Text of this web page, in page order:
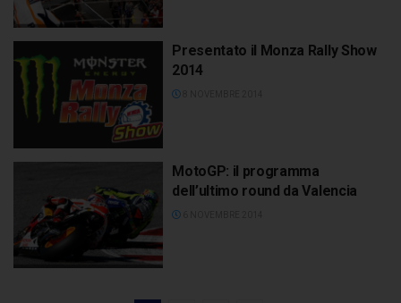
Presentato il Monza Rally Show
2014
MotoGP: il programma
dell’ultimo round da Valencia